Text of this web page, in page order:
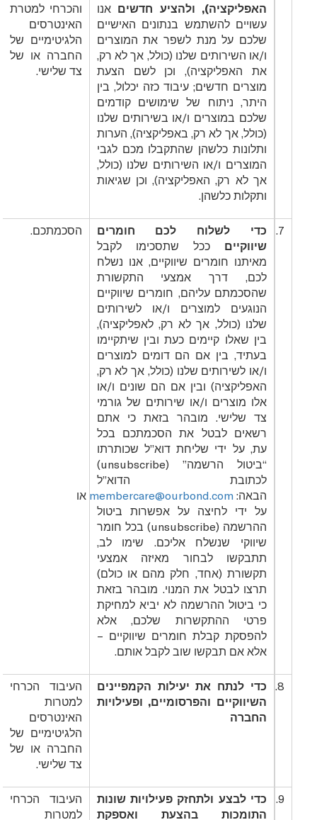
האפליקציה), ולהציע חדשים אנו
עשויים להשתמש בנתונים האישיים
שלכם על מנת לשפר את המוצרים
ו/או השירותים שלנו (כולל, אך לא רק,
את האפליקציה), וכן לשם הצעת
מוצרים חדשים; עיבוד כזה יכלול, בין
היתר, ניתוח של שימושים קודמים
שלכם במוצרים ו/או בשירותים שלנו
(כולל, אך לא רק, באפליקציה), הערות
ותלונות כלשהן שהתקבלו מכם לגבי
המוצרים ו/או השירותים שלנו (כולל,
אך לא רק, האפליקציה), וכן שגיאות
ותקלות כלשהן.
והכרחי למטרת
האינטרסים
הלגיטימיים של
החברה או של
צד שלישי.
7.
כדי לשלוח לכם חומרים
שיווקיים ככל שתסכימו לקבל
מאיתנו חומרים שיווקיים, אנו נשלח
לכם, דרך אמצעי התקשורת
שהסכמתם עליהם, חומרים שיווקיים
הנוגעים למוצרים ו/או לשירותים
שלנו (כולל, אך לא רק, לאפליקציה),
בין שאלו קיימים כעת ובין שיתקיימו
בעתיד, בין אם הם דומים למוצרים
ו/או לשירותים שלנו (כולל, אך לא רק,
האפליקציה) ובין אם הם שונים ו/או
אלו מוצרים ו/או שירותים של גורמי
צד שלישי. מובהר בזאת כי אתם
רשאים לבטל את הסכמתכם בכל
עת, על ידי שליחת דוא”ל שכותרתו
“ביטול הרשמה” (unsubscribe
)
לכתובת הדוא”ל
הבאה: membercare@ourbond.com או
על ידי לחיצה על אפשרות ביטול
ההרשמה (unsubscribe) בכל חומר
שיווקי שנשלח אליכם. שימו לב,
תתבקשו לבחור מאיזה אמצעי
תקשורת (אחד, חלק מהם או כולם)
תרצו לבטל את המנוי. מובהר בזאת
כי ביטול ההרשמה לא יביא למחיקת
פרטי ההתקשרות שלכם, אלא
להפסקת קבלת חומרים שיווקיים –
אלא אם תבקשו שוב לקבל אותם.
הסכמתכם.
8.
כדי לנתח את יעילות הקמפיינים
השיווקיים והפרסומיים, ופעילויות
החברה
העיבוד הכרחי
למטרות
האינטרסים
הלגיטימיים של
החברה או של
צד שלישי.
9.
כדי לבצע ולתחזק פעילויות שונות
התומכות בהצעת ואספקת
העיבוד הכרחי
למטרות